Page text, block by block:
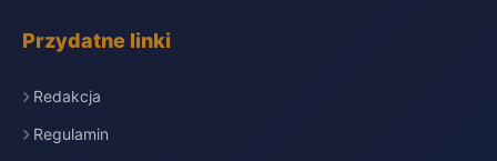
Przydatne linki
Redakcja
Regulamin